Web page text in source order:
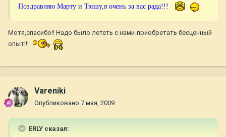
Поздравляю Марту и Тюшу,я очень за вас рада!!!
Мотя,спасибо!! Надо было лететь с нами-приобретать бесценный
опыт!!!
Vareniki
Опубликовано 7 мая, 2009
ERLY сказал: